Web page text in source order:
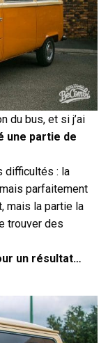
du bus, et si j’ai
une partie de
difficultés : la
parfaitement
mais la partie la
trouver des
un résultat…